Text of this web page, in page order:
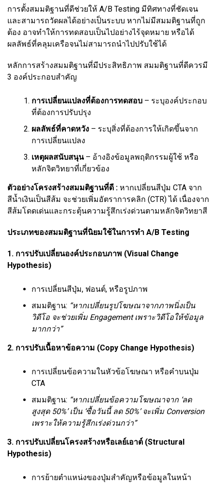
การตั้งสมมติฐานที่ดีช่วยให้ A/B Testing มีทิศทางที่ชัดเจน
และสามารถวัดผลได้อย่างเป็นระบบ หากไม่มีสมมติฐานที่ถูก
ต้อง อาจทำให้การทดสอบเป็นไปอย่างไร้จุดหมาย หรือได้
ผลลัพธ์ที่คลุมเครือจนไม่สามารถนำไปปรับใช้ได้
หลักการสร้างสมมติฐานที่มีประสิทธิภาพ สมมติฐานที่ดีควรมี
3 องค์ประกอบสำคัญ
การเปลี่ยนแปลงที่ต้องการทดสอบ – ระบุองค์ประกอบ
ที่ต้องการปรับปรุง
ผลลัพธ์ที่คาดหวัง – ระบุสิ่งที่ต้องการให้เกิดขึ้นจาก
การเปลี่ยนแปลง
เหตุผลสนับสนุน– อ้างอิงข้อมูลพฤติกรรมผู้ใช้ หรือ
หลักจิตวิทยาที่เกี่ยวข้อง
ตัวอย่างโครงสร้างสมมติฐานที่ดี : หากเปลี่ยนสีปุ่ม CTA จาก
สีน้ำเงินเป็นสีส้ม จะช่วยเพิ่มอัตราการคลิก (CTR) ได้ เนื่องจาก
สีส้มโดดเด่นและกระตุ้นความรู้สึกเร่งด่วนตามหลักจิตวิทยาสี
ประเภทของสมมติฐานที่นิยมใช้ในการทำ A/B Testing
1. การปรับเปลี่ยนองค์ประกอบภาพ (Visual Change
Hypothesis)
การเปลี่ยนสีปุ่ม, ฟอนต์, หรือรูปภาพ
สมมติฐาน: “หากเปลี่ยนรูปโฆษณาจากภาพนิ่งเป็น
วิดีโอ จะช่วยเพิ่ม Engagement เพราะวิดีโอให้ข้อมูล
มากกว่า”
2. การปรับเนื้อหาข้อความ (Copy Change Hypothesis)
การเปลี่ยนข้อความในหัวข้อโฆษณา หรือคำบนปุ่ม
CTA
สมมติฐาน: “หากเปลี่ยนข้อความโฆษณาจาก ‘ลด
สูงสุด 50%’ เป็น ‘ซื้อวันนี้ ลด 50%’ จะเพิ่ม Conversion
เพราะให้ความรู้สึกเร่งด่วนกว่า”
3. การปรับเปลี่ยนโครงสร้างหรือเลย์เอาต์ (Structural
Hypothesis)
การย้ายตำแหน่งของปุ่มสำคัญหรือข้อมูลในหน้า